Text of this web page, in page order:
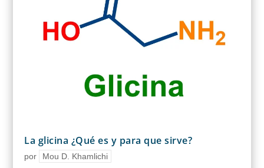
La glicina ¿Qué es y para que sirve?
por Mou D. Khamlichi